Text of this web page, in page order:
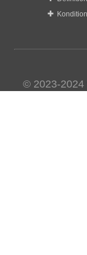
© 2023-